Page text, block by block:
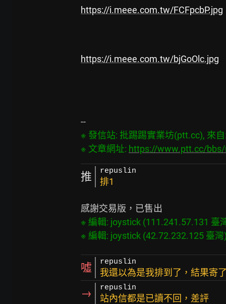
https://i.meee.com.tw/FCFpcbP.jpg
https://i.meee.com.tw/bjGoOlc.jpg
※ 發信站: 批踢踢實業坊(ptt.cc), 來
※ 文章網址: https://www.ptt.cc/
推 repuslin
排1
※ 編輯: joystick (111.241.57.131 臺
噓 repuslin
我還以為是我排到了，結果寄
→ repuslin
站內信都是已讀不回，差評